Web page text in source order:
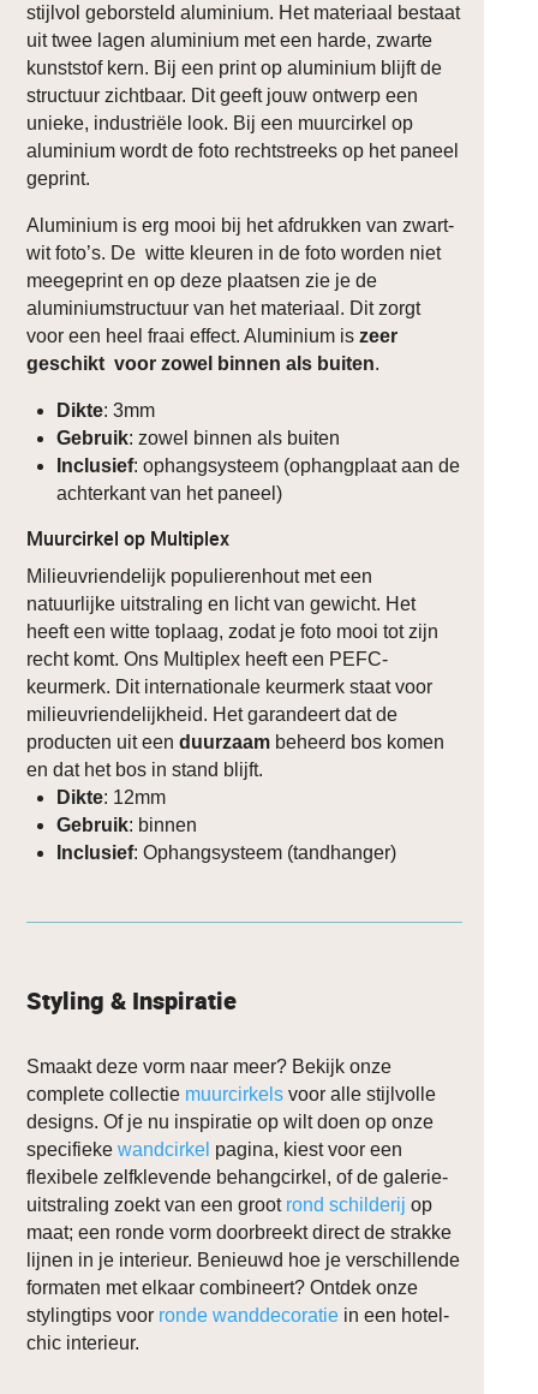
stijlvol geborsteld aluminium. Het materiaal bestaat
uit twee lagen aluminium met een harde, zwarte
kunststof kern. Bij een print op aluminium blijft de
structuur zichtbaar. Dit geeft jouw ontwerp een
unieke, industriële look. Bij een muurcirkel op
aluminium wordt de foto rechtstreeks op het paneel
geprint.
Aluminium is erg mooi bij het afdrukken van zwart-
wit foto’s. De witte kleuren in de foto worden niet
meegeprint en op deze plaatsen zie je de
aluminiumstructuur van het materiaal. Dit zorgt
voor een heel fraai effect. Aluminium iszeer
geschikt voor zowel binnen als buiten.
Dikte: 3mm
Gebruik: zowel binnen als buiten
Inclusief: ophangsysteem (ophangplaat aan de
achterkant van het paneel)
Muurcirkel op Multiplex
Milieuvriendelijk populierenhout met een
natuurlijke uitstraling en licht van gewicht. Het
heeft een witte toplaag, zodat je foto mooi tot zijn
recht komt. Ons Multiplex heeft een PEFC-
keurmerk. Dit internationale keurmerk staat voor
milieuvriendelijkheid. Het garandeert dat de
producten uit eenduurzaam beheerd bos komen
en dat het bos in stand blijft.
Dikte: 12mm
Gebruik: binnen
Inclusief: Ophangsysteem (tandhanger)
Styling & Inspiratie
Smaakt deze vorm naar meer? Bekijk onze
complete collectie muurcirkels voor alle stijlvolle
designs. Of je nu inspiratie op wilt doen op onze
specifiekewandcirkel pagina, kiest voor een
flexibele zelfklevende behangcirkel, of de galerie-
uitstraling zoekt van een groot rond schilderij op
maat; een ronde vorm doorbreekt direct de strakke
lijnen in je interieur. Benieuwd hoe je verschillende
formaten met elkaar combineert? Ontdek onze
stylingtips voor ronde wanddecoratie in een hotel-
chic interieur.